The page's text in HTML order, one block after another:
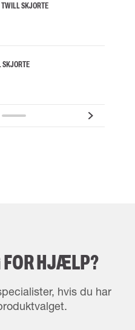
SKJORTE
SKJORTE
FOR HJÆLP?
hvis du har